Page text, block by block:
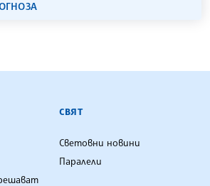
АГЕНЦИЯ
СВЯТ
Световни новини
Паралели